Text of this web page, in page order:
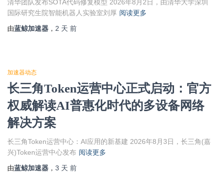
清华团队发布SOTA代码修复模型 2026年8月2日，由清华大学深圳
国际研究生院智能机器人实验室刘厚 阅读更多
由蓝鲸加速器 ， 2 天 前
加速器动态
长三角Token运营中心正式启动：官方
权威解读AI普惠化时代的多设备网络
解决方案
长三角Token运营中心：AI应用的新基建 2026年8月3日，长三角(嘉
兴)Token运营中心发布 阅读更多
由蓝鲸加速器 ， 3 天 前